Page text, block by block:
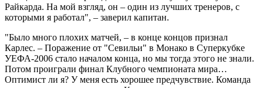
Райкарда. На мой взгляд, он – один из лучших тренеров, с
которыми я работал", – заверил капитан.
"Было много плохих матчей, – в конце концов признал
Карлес. – Поражение от "Севильи" в Монако в Суперкубке
УЕФА-2006 стало началом конца, но мы тогда этого не знали.
Потом проиграли финал Клубного чемпионата мира…
Оптимист ли я? У меня есть хорошее предчувствие. Команда